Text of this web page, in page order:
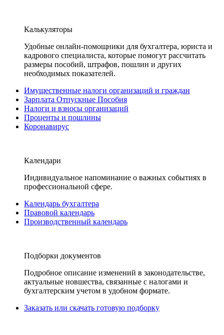
Калькуляторы
Удобные онлайн-помощники для бухгалтера, юриста и
кадрового специалиста, которые помогут рассчитать
размеры пособий, штрафов, пошлин и других
необходимых показателей.
Имущественные налоги организаций и граждан
Зарплата Отпускные Пособия
Налоги и взносы организаций
Проценты и пошлины
Коронавирус
Календари
Индивидуальное напоминание о важных событиях в
профессиональной сфере.
Календарь бухгалтера
Правовой календарь
Производственный календарь
Подборки документов
Подробное описание изменений в законодательстве,
актуальные новшества, связанные с налогами и
бухгалтерским учетом в удобном формате.
Заказать или скачать готовую подборку